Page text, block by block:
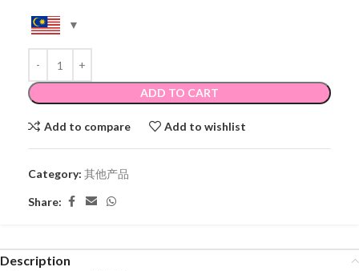
ADD TO CART
Add to compare Add to wishlist
Category: 其他产品
Share:
Description